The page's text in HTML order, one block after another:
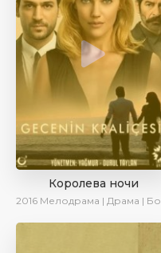
Королева ночи
2016 Мелодрама | Драма | Боевик | Turok1990